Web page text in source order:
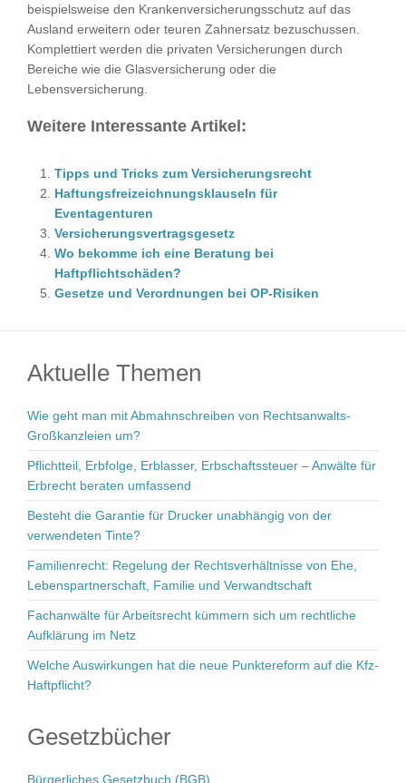
beispielsweise den Krankenversicherungsschutz auf das
Ausland erweitern oder teuren Zahnersatz bezuschussen.
Komplettiert werden die privaten Versicherungen durch
Bereiche wie die Glasversicherung oder die
Lebensversicherung.
Weitere Interessante Artikel:
Tipps und Tricks zum Versicherungsrecht
Haftungsfreizeichnungsklauseln für
Eventagenturen
Versicherungsvertragsgesetz
Wo bekomme ich eine Beratung bei
Haftpflichtschäden?
Gesetze und Verordnungen bei OP-Risiken
Aktuelle Themen
Wie geht man mit Abmahnschreiben von Rechtsanwalts-
Großkanzleien um?
Pflichtteil, Erbfolge, Erblasser, Erbschaftssteuer – Anwälte für
Erbrecht beraten umfassend
Besteht die Garantie für Drucker unabhängig von der
verwendeten Tinte?
Familienrecht: Regelung der Rechtsverhältnisse von Ehe,
Lebenspartnerschaft, Familie und Verwandtschaft
Fachanwälte für Arbeitsrecht kümmern sich um rechtliche
Aufklärung im Netz
Welche Auswirkungen hat die neue Punktereform auf die Kfz-
Haftpflicht?
Gesetzbücher
Bürgerliches Gesetzbuch (BGB)